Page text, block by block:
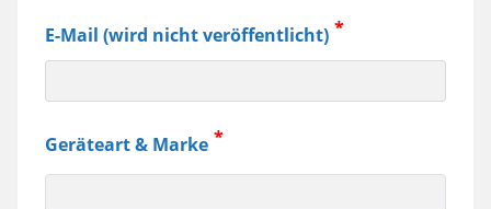
E-Mail (wird nicht veröffentlicht)
Geräteart & Marke